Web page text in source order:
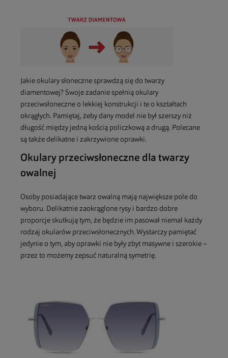
Jakie okulary słoneczne sprawdzą się do twarzy
diamentowej? Swoje zadanie spełnią okulary
przeciwsłoneczne o lekkiej konstrukcji i te o kształtach
okrągłych. Pamiętaj, żeby dany model nie był szerszy niż
długość między jedną kością policzkową a drugą. Polecane
są także delikatne i zakrzywione oprawki.
Okulary przeciwsłoneczne dla twarzy
owalnej
Osoby posiadające twarz owalną mają największe pole do
wyboru. Delikatnie zaokrąglone rysy i bardzo dobre
proporcje skutkują tym, że będzie im pasował niemal każdy
rodzaj okularów przeciwsłonecznych. Wystarczy pamiętać
jedynie o tym, aby oprawki nie były zbyt masywne i szerokie –
przez to możemy zepsuć naturalną symetrię.